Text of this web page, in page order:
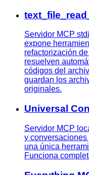
Servidor MCP
expone
refactorización
resuelven
códigos del
guardan los
originales.
Universal
Servidor MCP
y
una única
Funciona